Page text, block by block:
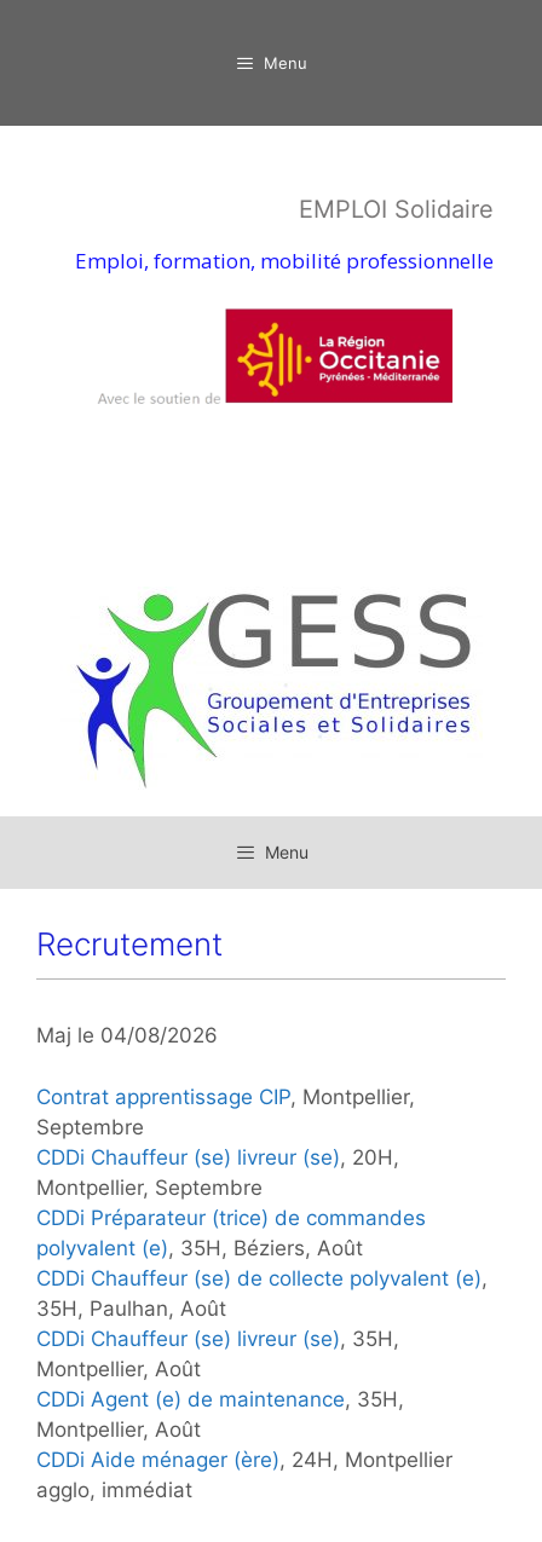
Menu
EMPLOI Solidaire
Emploi, formation, mobilité professionnelle
Menu
Recrutement
Maj le 04/08/2026
Contrat apprentissage CIP, Montpellier,
Septembre
CDDi Chauffeur (se) livreur (se), 20H,
Montpellier, Septembre
CDDi Préparateur (trice) de commandes
polyvalent (e), 35H, Béziers, Août
CDDi Chauffeur (se) de collecte polyvalent (e),
35H, Paulhan, Août
CDDi Chauffeur (se) livreur (se), 35H,
Montpellier, Août
CDDi Agent (e) de maintenance, 35H,
Montpellier, Août
CDDi Aide ménager (ère), 24H, Montpellier
agglo, immédiat